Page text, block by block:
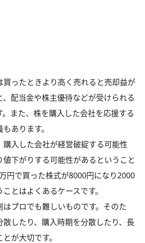
ったときより高く売れると売却益が
配当金や株主優待などが受けられる
。また、株を購入した会社を応援する
あります。
入した会社が経営破綻する可能性
下がりする可能性があるということ
円で買った株式が8000円になり2000
とはよくあるケースです。
プロでも難しいものです。そのた
したり、購入時期を分散したり、長
が大切です。